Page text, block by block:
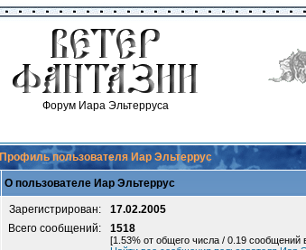
Форум Иара Эльтерруса
Профиль пользователя Иар Эльтеррус
О пользователе Иар Эльтеррус
Зарегистрирован:
17.02.2005
Всего сообщений:
1518
[1.53% от общего числа / 0.19 сообщений